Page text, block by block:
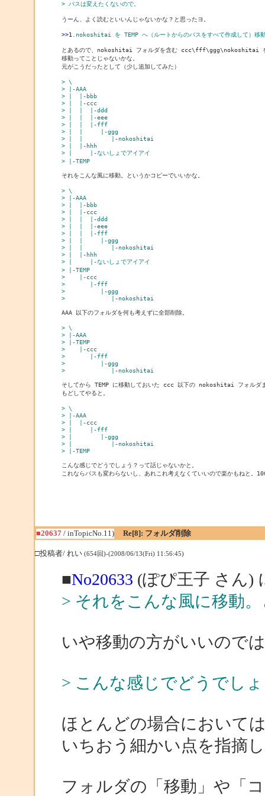
> パスは変えたくないので。
うーん、よく読むといいんじゃないかな？と思ったヨ。
>>1 .nokoshitai を TEMP へ（ルートからのパスをすべて作成して）移
とあるので、nokoshitai フォルダを含む ccc\fff\ggg\nokoshitai
移動ってことじゃないかな。
元がこうだったとして（少し追加してみた）
> \
> |-AAA
> |  |-bbb
> |  |-ccc
> |  |  |-ddd
> |  |  |-eee
> |  |  |-fff
> |  |     |-ggg
> |  |        |-nokoshitai
> |  |-hhh
> |     |-ないしょでアイアイ
> |-TEMP
それをこんな風に移動。というかコピーでいいかな。
> \
> |-AAA
> |  |-bbb
> |  |-ccc
> |  |  |-ddd
> |  |  |-eee
> |  |  |-fff
> |  |     |-ggg
> |  |        |-nokoshitai
> |  |-hhh
> |     |-ないしょでアイアイ
> |-TEMP
>    |-ccc
>       |-fff
>          |-ggg
>             |-nokoshitai
AAA 以下のフォルダを何も考えずに全部削除。
> \
> |-AAA
> |-TEMP
>    |-ccc
>       |-fff
>          |-ggg
>             |-nokoshitai
そしてから TEMP に移動しておいた ccc 以下の nokoshitai フォルダ
もどしてやると。
> \
> |-AAA
> |  |-ccc
> |     |-fff
> |        |-ggg
> |           |-nokoshitai
> |-TEMP
こんな感じでどうでしょう？って話じゃないかと。
これならパスも変わらないし、あれこれ考えなくていいので楽かもねと。
■20637/ inTopicNo.11) Re[8]: フォルダ削除
□投稿者/ れい (654回)-(2008/06/13(Fri) 11:56:45)
■No20633 (ぽぴ王子 さん)
> それをこんな風に移動
いや移動の方がいいので
> こんな感じでどうでし
ほとんどの場合において
いちおう細かい点を指摘
フォルダの「移動」や「